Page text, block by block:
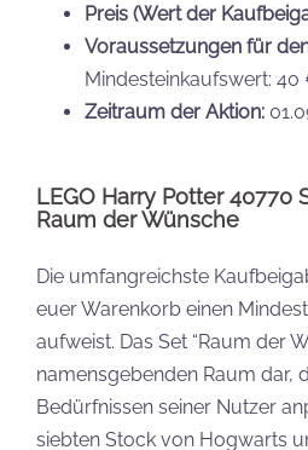
Preis (Wert der
Voraussetzungen für
Mindesteinkaufswert: 40
Zeitraum der Aktion:
LEGO Harry Potter 40770
Raum der Wünsche
Die umfangreichste
euer Warenkorb einen
aufweist. Das Set “Raum der
namensgebenden Raum dar,
Bedürfnissen seiner Nutzer
siebten Stock von Hogwarts